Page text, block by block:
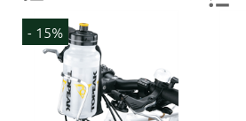
- 15%